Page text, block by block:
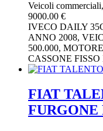
Veicoli
9000.00 €
IVECO DAILY
ANNO 2008,
500.000,
CASSONE
FIAT
FURGONE